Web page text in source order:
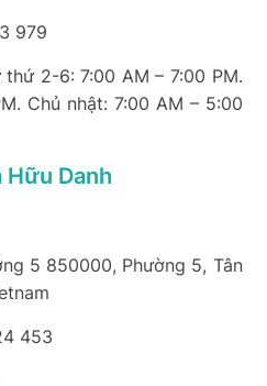
979
2-6: 7:00 AM – 7:00 PM.
Chủ nhật: 7:00 AM – 5:00
Hữu Danh
5 850000, Phường 5, Tân
453